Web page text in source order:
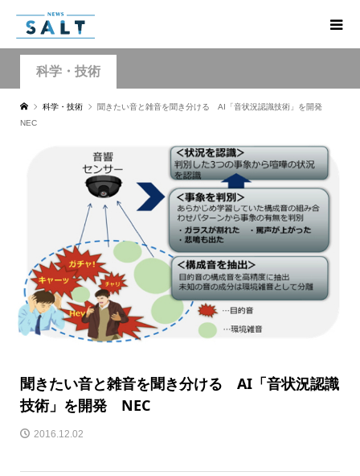
科学・技術
科学・技術
聞きたい音と雑音を聞き分ける AI「音状況認識技術」を開発
NEC
聞きたい音と雑音を聞き分ける AI「音状況認識
技術」を開発 NEC
2016.12.02